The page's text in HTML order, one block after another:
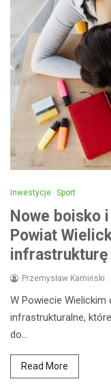
Inwestycje Sport
Nowe boisko
Powiat
infrastrukturę
Przemysław Kamiński
W Powiecie
infrastrukturalne,
do…
Read More